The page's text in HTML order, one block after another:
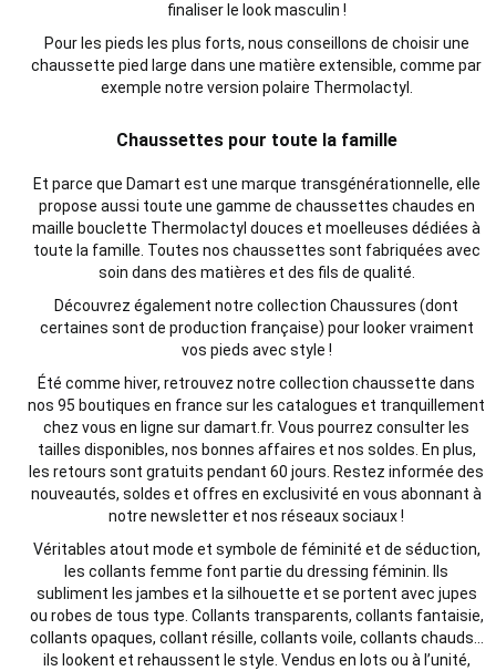
finaliser le look masculin !
Pour les pieds les plus forts, nous conseillons de choisir une
chaussette pied large dans une matière extensible, comme par
exemple notre version polaire Thermolactyl.
Chaussettes pour toute la famille
Et parce que Damart est une marque transgénérationnelle, elle
propose aussi toute une gamme de chaussettes chaudes en
maille bouclette Thermolactyl douces et moelleuses dédiées à
toute la famille. Toutes nos chaussettes sont fabriquées avec
soin dans des matières et des fils de qualité.
Découvrez également notre collection Chaussures (dont
certaines sont de production française) pour looker vraiment
vos pieds avec style !
Été comme hiver, retrouvez notre collection chaussette dans
nos 95 boutiques en france sur les catalogues et tranquillement
chez vous en ligne sur damart.fr. Vous pourrez consulter les
tailles disponibles, nos bonnes affaires et nos soldes. En plus,
les retours sont gratuits pendant 60 jours. Restez informée des
nouveautés, soldes et offres en exclusivité en vous abonnant à
notre newsletter et nos réseaux sociaux !
Véritables atout mode et symbole de féminité et de séduction,
les collants femme font partie du dressing féminin. Ils
subliment les jambes et la silhouette et se portent avec jupes
ou robes de tous type. Collants transparents, collants fantaisie,
collants opaques, collant résille, collants voile, collants chauds…
ils lookent et rehaussent le style. Vendus en lots ou à l’unité,